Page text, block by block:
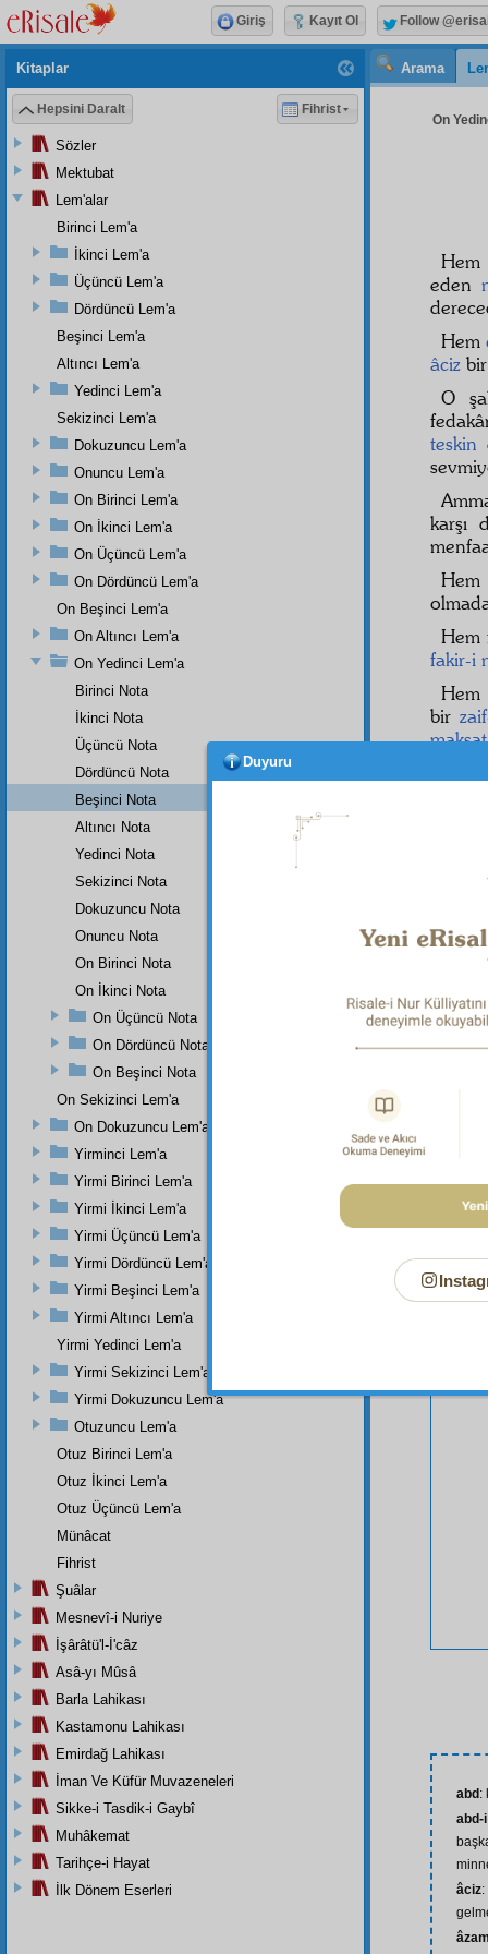
Arama
On
eden
Hem
âciz
O
teskin
karşı
Hem
fakir-i
Hem
bir
maksat
Dipnot-1
Bu
abd :
abd-
âciz
Kitaplar
Hepsini Daralt Fihrist
Sözler
Mektubat
Lem'alar
Birinci Lem'a
İkinci Lem'a
Üçüncü Lem'a
Dördüncü Lem'a
Beşinci Lem'a
Altıncı Lem'a
Yedinci Lem'a
Sekizinci Lem'a
Dokuzuncu Lem'a
Onuncu Lem'a
On Birinci Lem'a
On İkinci Lem'a
On Üçüncü Lem'a
On Dördüncü Lem'a
On Beşinci Lem'a
On Altıncı Lem'a
On Yedinci Lem'a
Birinci Nota
İkinci Nota
Üçüncü Nota
Dördüncü Nota
Beşinci Nota
Altıncı Nota
Yedinci Nota
Sekizinci Nota
Dokuzuncu Nota
Onuncu Nota
On Birinci Nota
On İkinci Nota
On Üçüncü Nota
On Dördüncü Nota
On Beşinci Nota
On Sekizinci Lem'a
On Dokuzuncu Lem'a
Yirminci Lem'a
Yirmi Birinci Lem'a
Yirmi İkinci Lem'a
Yirmi Üçüncü Lem'a
Yirmi Dördüncü Lem'a
Yirmi Beşinci Lem'a
Yirmi Altıncı Lem'a
Yirmi Yedinci Lem'a
Yirmi Sekizinci Lem'a
Yirmi Dokuzuncu Lem'a
Otuzuncu Lem'a
Otuz Birinci Lem'a
Otuz İkinci Lem'a
Otuz Üçüncü Lem'a
Münâcat
Fihrist
Şuâlar
Mesnevî-i Nuriye
İşârâtü'l-İ'câz
Asâ-yı Mûsâ
Barla Lahikası
Kastamonu Lahikası
Emirdağ Lahikası
İman Ve Küfür Muvazeneleri
Sikke-i Tasdik-i Gaybî
Muhâkemat
Tarihçe-i Hayat
İlk Dönem Eserleri
Giriş Kayıt Ol Follow
Duyuru